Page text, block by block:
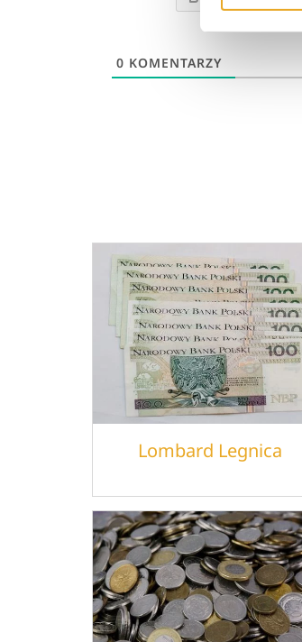
0 KOMENTARZY
Lombard Legnica